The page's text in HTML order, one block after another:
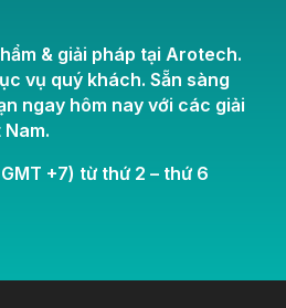
& giải pháp tại Arotech.
vụ quý khách. Sẵn sàng
ngay hôm nay với các giải
+7) từ thứ 2 – thứ 6